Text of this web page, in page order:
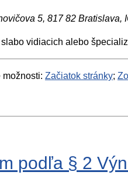
5, 817 82 Bratislava,
vidiacich alebo
možnosti: Začiatok stránky;
podľa § 2